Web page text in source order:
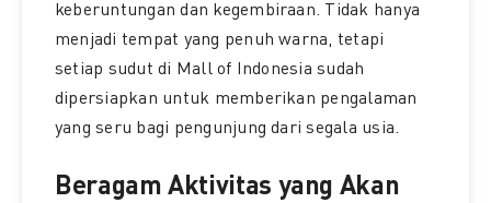
keberuntungan dan kegembiraan. Tidak hanya
menjadi tempat yang penuh warna, tetapi
setiap sudut di Mall of Indonesia sudah
dipersiapkan untuk memberikan pengalaman
yang seru bagi pengunjung dari segala usia.
Beragam Aktivitas yang Akan